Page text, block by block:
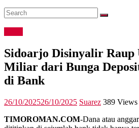
Sidoarjo Disinyalir Raup
Miliar dari Bunga
di Bank
26/10/202526/10/2025 Suarez 389 Views
TIMOROMAN.COM-Dana atau